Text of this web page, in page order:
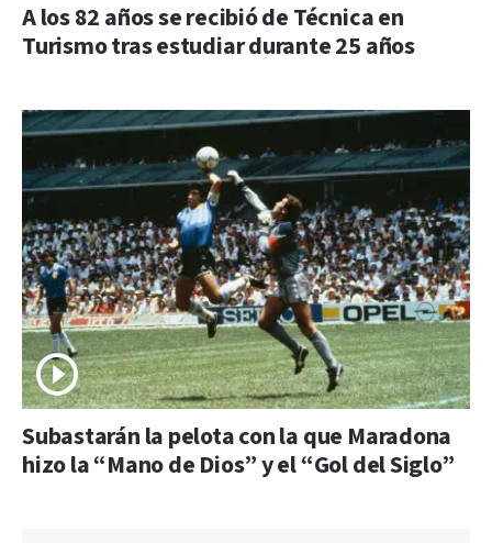
A los 82 años se recibió de Técnica en
Turismo tras estudiar durante 25 años
Subastarán la pelota con la que Maradona
hizo la “Mano de Dios” y el “Gol del Siglo”